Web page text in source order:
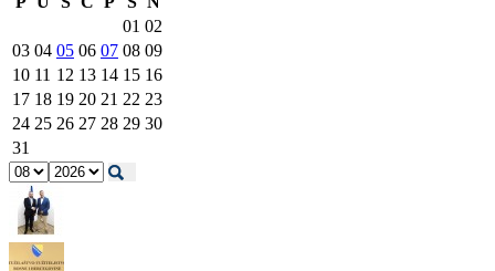
01 02
03 04 05 06 07 08 09
10 11 12 13 14 15 16
17 18 19 20 21 22 23
24 25 26 27 28 29 30
31